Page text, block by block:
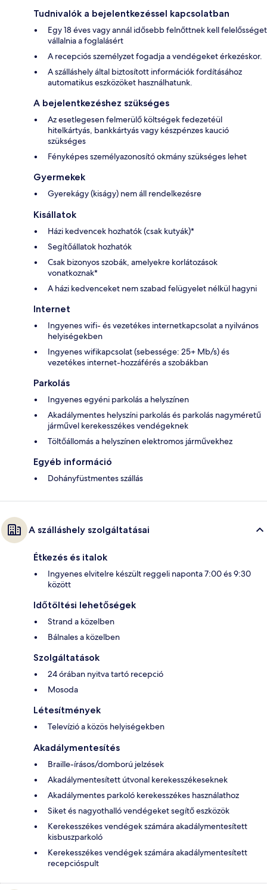
Tudnivalók a bejelentkezéssel kapcsolatban
Egy 18 éves vagy annál idősebb felnőttnek kell felelősséget
vállalnia a foglalásért
A recepciós személyzet fogadja a vendégeket érkezéskor.
A szálláshely által biztosított információk fordításához
automatikus eszközöket használhatunk.
A bejelentkezéshez szükséges
Az esetlegesen felmerülő költségek fedezetéül
hitelkártyás, bankkártyás vagy készpénzes kaució
szükséges
Fényképes személyazonosító okmány szükséges lehet
Gyermekek
Gyerekágy (kiságy) nem áll rendelkezésre
Kisállatok
Házi kedvencek hozhatók (csak kutyák)*
Segítőállatok hozhatók
Csak bizonyos szobák, amelyekre korlátozások
vonatkoznak*
A házi kedvenceket nem szabad felügyelet nélkül hagyni
Internet
Ingyenes wifi- és vezetékes internetkapcsolat a nyilvános
helyiségekben
Ingyenes wifikapcsolat (sebessége: 25+ Mb/s) és
vezetékes internet-hozzáférés a szobákban
Parkolás
Ingyenes egyéni parkolás a helyszínen
Akadálymentes helyszíni parkolás és parkolás nagyméretű
járművel kerekesszékes vendégeknek
Töltőállomás a helyszínen elektromos járművekhez
Egyéb információ
Dohányfüstmentes szállás
A szálláshely szolgáltatásai
Étkezés és italok
Ingyenes elvitelre készült reggeli naponta 7:00 és 9:30
között
Időtöltési lehetőségek
Strand a közelben
Bálnales a közelben
Szolgáltatások
24 órában nyitva tartó recepció
Mosoda
Létesítmények
Televízió a közös helyiségekben
Akadálymentesítés
Braille-írásos/domború jelzések
Akadálymentesített útvonal kerekesszékeseknek
Akadálymentes parkoló kerekesszékes használathoz
Siket és nagyothalló vendégeket segítő eszközök
Kerekesszékes vendégek számára akadálymentesített
kisbuszparkoló
Kerekesszékes vendégek számára akadálymentesített
recepcióspult